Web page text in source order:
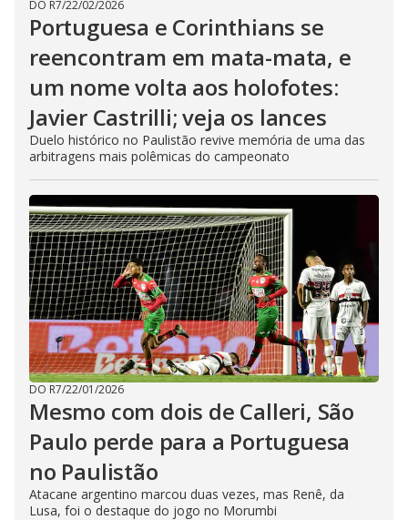
DO R7/22/02/2026
Portuguesa e Corinthians se
reencontram em mata-mata, e
um nome volta aos holofotes:
Javier Castrilli; veja os lances
Duelo histórico no Paulistão revive memória de uma das
arbitragens mais polêmicas do campeonato
DO R7/22/01/2026
Mesmo com dois de Calleri, São
Paulo perde para a Portuguesa
no Paulistão
Atacane argentino marcou duas vezes, mas Renê, da
Lusa, foi o destaque do jogo no Morumbi